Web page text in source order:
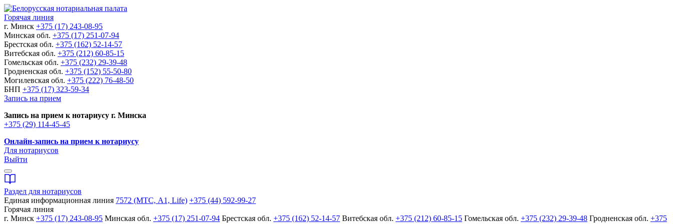
Горячая линия
г. Минск +375 (17) 243-08-95
Минская обл. +375 (17) 251-07-94
Брестская обл. +375 (162) 52-14-57
Витебская обл. +375 (212) 60-85-15
Гомельская обл. +375 (232) 29-39-48
Гродненская обл. +375 (152) 55-50-80
Могилевская обл. +375 (222) 76-48-50
БНП +375 (17) 323-59-34
Запись на прием
Запись на прием к нотариусу г. Минска
+375 (29) 114-45-45
Онлайн-запись на прием к нотариусу
Для нотариусов
Выйти
Раздел для нотариусов
Единая информационная линия 7572 (МТС, A1, Life) +375 (44) 592-99-27
Горячая линия
г. Минск +375 (17) 243-08-95 Минская обл. +375 (17) 251-07-94 Брестская обл. +375 (162) 52-14-57 Витебская обл. +375 (212) 60-85-15 Гомельская обл. +375 (232) 29-39-48 Гродненская обл. +375